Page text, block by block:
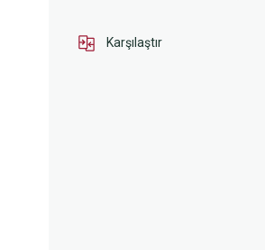
Karşılaştır